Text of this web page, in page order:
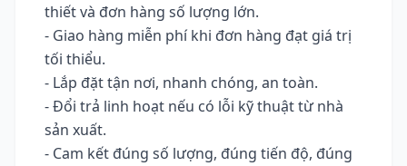
thiết và đơn hàng số lượng lớn.
- Giao hàng miễn phí khi đơn hàng đạt giá trị
tối thiểu.
- Lắp đặt tận nơi, nhanh chóng, an toàn.
- Đổi trả linh hoạt nếu có lỗi kỹ thuật từ nhà
sản xuất.
- Cam kết đúng số lượng, đúng tiến độ, đúng